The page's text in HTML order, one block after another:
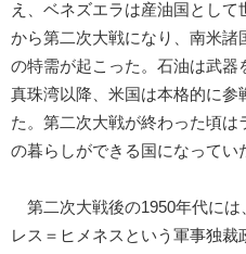
え、ベネズエラは産油国とし
から第二次大戦になり、南米
の特需が起こった。石油は武器
真珠湾以降、米国は本格的に参
た。第二次大戦が終わった頃は
の暮らしができる国になってい
第二次大戦後の1950年代には
レス＝ヒメネスという軍事独